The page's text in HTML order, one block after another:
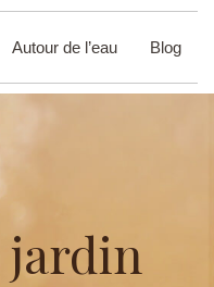
Autour de l’eau Blog
jardin